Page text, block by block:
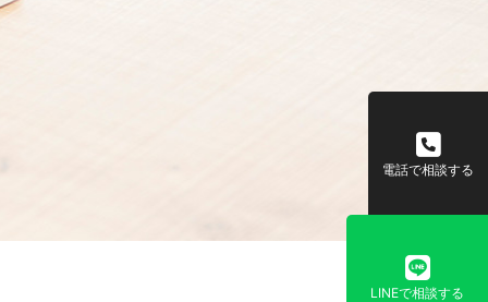
電話で相談する
LINEで相談する